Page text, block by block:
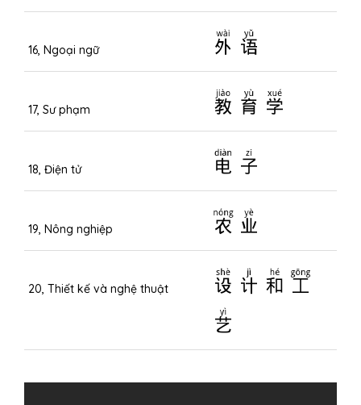
16, Ngoại ngữ 外语
17, Sư phạm 教育学
18, Điện tử 电子
19, Nông nghiệp 农业
20, Thiết kế và nghệ thuật
设计和工
艺